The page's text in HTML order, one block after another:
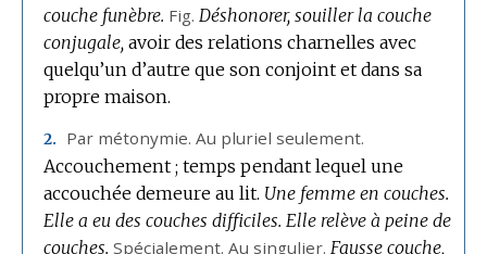
couche funèbre. Fig. Déshonorer, souiller la couche
conjugale, avoir des relations charnelles avec
quelqu’un d’autre que son conjoint et dans sa
propre maison.
2. Par métonymie. Au pluriel seulement.
Accouchement ; temps pendant lequel une
accouchée demeure au lit. Une femme en couches.
Elle a eu des couches difficiles. Elle relève à peine de
couches. Spécialement. Au singulier. Fausse couche,